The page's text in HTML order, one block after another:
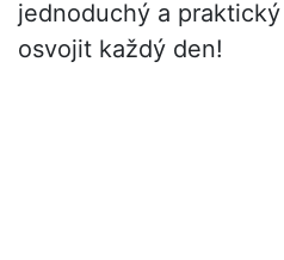
jednoduchý a
osvojit každý den!